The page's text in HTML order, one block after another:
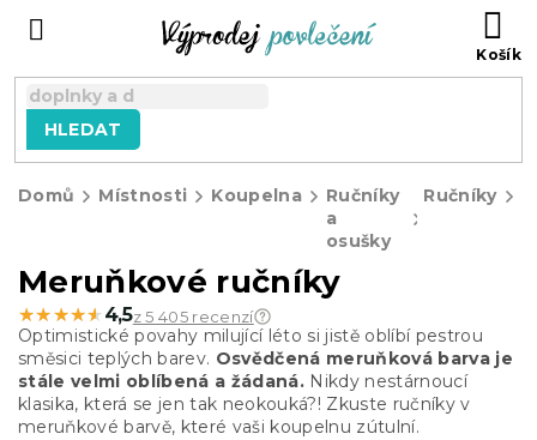
HLEDAT
Domů Místnosti Koupelna
Ručníky
a
osušky
Ručníky
Meruňkové ručníky
★★★★★
★★★★★ 4,5z 5 405 recenzí
Optimistické povahy milující léto si jistě oblíbí pestrou
směsici teplých barev. Osvědčená meruňková barva je
stále velmi oblíbená a žádaná. Nikdy nestárnoucí
klasika, která se jen tak neokouká?! Zkuste ručníky v
meruňkové barvě, které vaši koupelnu zútulní.